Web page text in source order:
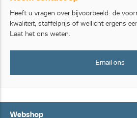
Heeft u vragen over bijvoorbeeld: de
kwaliteit, staffelprijs of wellicht ergens
Laat het ons weten.
Email ons
Webshop